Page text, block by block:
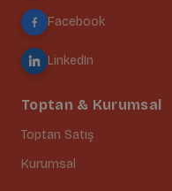
Facebook
LinkedIn
Toptan & Kurumsal
Toptan Satış
Kurumsal